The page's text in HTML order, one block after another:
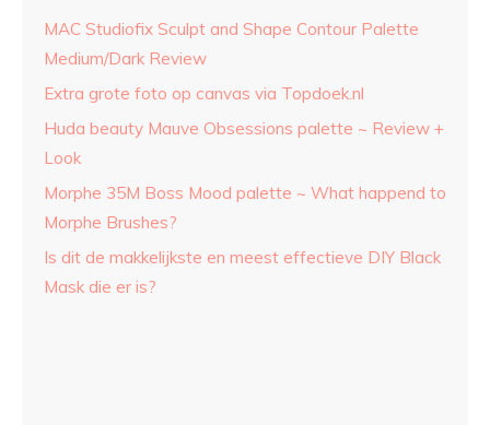
MAC Studiofix Sculpt and Shape Contour Palette
Medium/Dark Review
Extra grote foto op canvas via Topdoek.nl
Huda beauty Mauve Obsessions palette ~ Review +
Look
Morphe 35M Boss Mood palette ~ What happend to
Morphe Brushes?
Is dit de makkelijkste en meest effectieve DIY Black
Mask die er is?